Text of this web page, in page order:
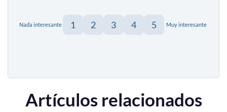
Nada interesante 1 2 3 4 5 Muy interesante
Artículos relacionados